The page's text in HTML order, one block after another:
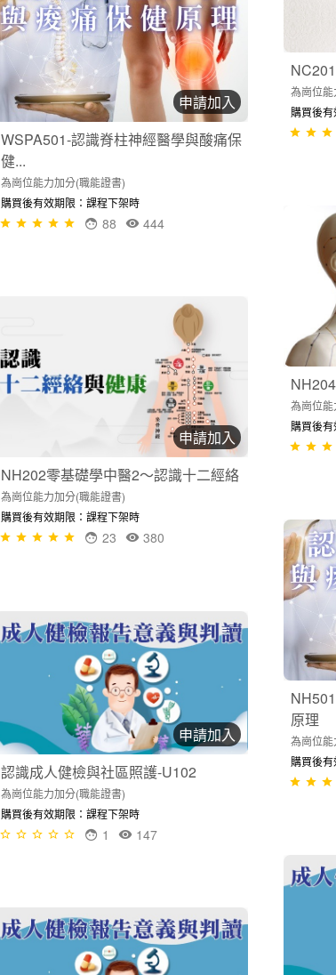
為崗位
購買後
申請加入
WSPA501-認識脊柱神經醫學與酸痛保
健...
為崗位能力加分(職能證書)
購買後有效期限：課程下架時
444
88
為崗位
購買後
申請加入
NH202零基礎學中醫2～認識十二經絡
為崗位能力加分(職能證書)
購買後有效期限：課程下架時
380
23
原理
為崗位
購買後
申請加入
認識成人健檢與社區照護-U102
為崗位能力加分(職能證書)
購買後有效期限：課程下架時
147
1